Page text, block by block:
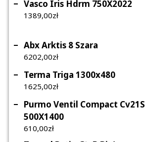
Vasco Iris Hdrm 750X2022
1389,00Zł
Abx Arktis 8 Szara
6202,00Zł
Terma Triga 1300x480
1625,00Zł
Purmo Ventil Compact Cv21S
500X1400
610,00Zł